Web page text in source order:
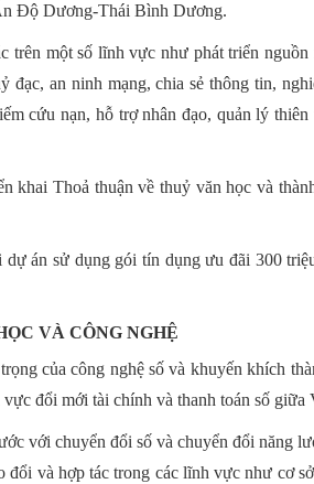
Độ Dương-Thái Bình Dương.
trên một số lĩnh vực như phát triển
đạc, an ninh mạng, chia sẻ thông tin,
cứu nạn, hỗ trợ nhân đạo, quản lý
khai Thoả thuận về thuỷ văn học và
dự án sử dụng gói tín dụng ưu đãi 300
VÀ CÔNG NGHỆ
của công nghệ số và khuyến khích
đổi mới tài chính và thanh toán số
với chuyển đổi số và chuyển đổi năng
và hợp tác trong các lĩnh vực như cơ